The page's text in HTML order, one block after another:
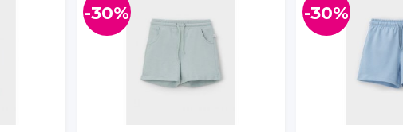
-30% -30%